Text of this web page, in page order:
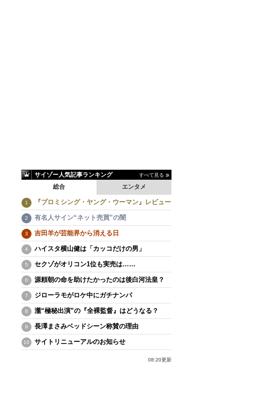
サイゾー人気記事ランキング すべて見る
エンタメ
総合
『プロミシング・ヤング・ウーマン』レビュー
有名人サイン“ネット売買”の闇
吉田羊が芸能界から消える日
ハイスタ横山健は「カッコだけの男」
セクゾがオリコン1位も実売は……
源頼朝の命を助けたかったのは後白河法皇？
ジローラモがロケ中にガチナンパ
瀧“極秘出演”の『全裸監督』はどうなる？
長澤まさみベッドシーン称賛の理由
サイトリニューアルのお知らせ
08:20更新